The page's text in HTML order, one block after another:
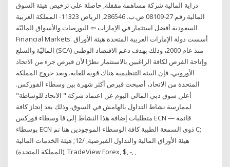
دراية المالية شركة مساهمة مقفلة, حاصلة على ترخيص هيئة السوق
المالية رقم 27-08109 ص.ب. 286546, الرياض 11323- المملكة العربية
السعودية أفضل استثمار في الإمارات ⇦ البورصات والأسواق الماليّة
Financial Markets. أسست دولة الإمارات العربية المتحدة هيئة الأوراق
الماليّة والسلع (SCA) منذ عام 2000، وذلك بهدف دعم الاقتصاد الوطني
وإتاحة الفرص لكافة الراغبين بالاستثمار نظرًا لأن قبرص جزء من الاتحاد
الأوروبي، فإن البيئة التنظيمية هناك قوية للغاية. وبعد خروج المملكة
المتحدة من الاتحاد، أصبحت قبرص أكثر شهرة بين وسطاء الفوركس.
أعلن سوق دبي المالي اليوم عن اعتماد شركة " الاتحاد للوساطة"
لممارسة نشاط التداول بالهامش في السوق، وذلك بعد إنجاز كافة
متطلبات إضافة هذا النشاط إلى قا وسطاء فوركس ECN — قائمة
بوسطاء ECN ذوى السمعة الطيبة كافة الوسطاء الموجودين هنا تم C;
هيئة الأوراق المالية والتداول القبرصية, /12; هيئة الخدمات المالية
(المملكة المتحدة), TradeView Forex, $, -, ,